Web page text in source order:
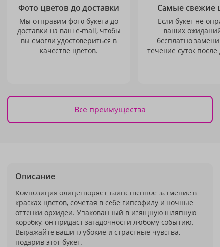
Фото цветов до доставки
Мы отправим фото букета до
доставки на ваш e-mail, чтобы
вы смогли удостовериться в
качестве цветов.
Самые свежие
Если букет не
ваших
бесплатно
течение суток после
Все преимущества
Описание
Композиция олицетворяет таинственное затмение в
красках цветов, сочетая в себе гипсофилу и ночные
оттенки орхидеи. Упакованный в изящную шляпную
коробку, он придаст загадочности любому событию.
Выражайте ваши глубокие и страстные чувства,
подарив этот букет.